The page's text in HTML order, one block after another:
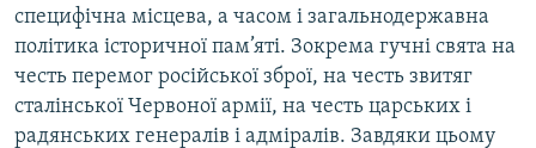
специфічна місцева, а часом і загальнодержавна
політика історичної пам’яті. Зокрема гучні свята на
честь перемог російської зброї, на честь звитяг
сталінської Червоної армії, на честь царських і
радянських генералів і адміралів. Завдяки цьому